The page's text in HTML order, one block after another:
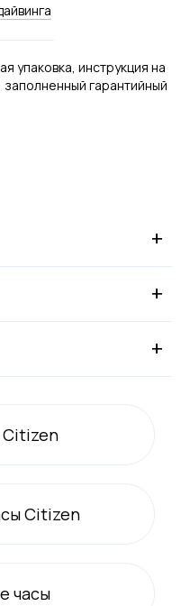
упаковка, инструкция на
гарантийный
+
+
+
Citizen
Citizen
часы